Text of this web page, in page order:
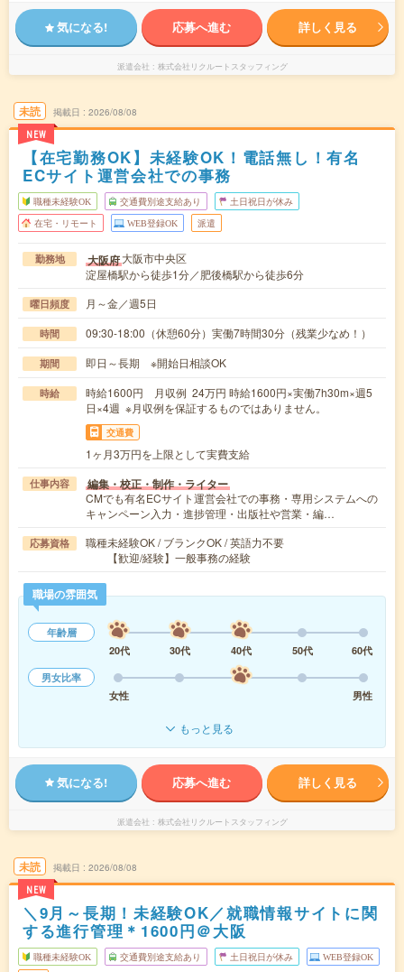
気になる! 応募へ進む 詳しく見る
派遣会社 株式会社リクルートスタッフィング
未読
NEW
掲載日 2026/08/08
【在宅勤務OK】未経験OK！電話無し！有名
ECサイト運営会社での事務
職種未経験OK 交通費別途支給あり 土日祝日が休み
在宅・リモート WEB登録OK 派遣
勤務地 大阪府大阪市中央区
淀屋橋駅から徒歩1分／肥後橋駅から徒歩6分
曜日頻度 月～金／週5日
時間 09:30-18:00（休憩60分）実働7時間30分（残業少なめ！）
期間 即日～長期 ※開始日相談OK
時給
時給1600円 月収例 24万円 時給1600円×実働7h30m×週5
日×4週 ※月収例を保証するものではありません。
交通費
1ヶ月3万円を上限として実費支給
仕事内容 編集・校正・制作・ライター
CMでも有名ECサイト運営会社での事務・専用システムへの
キャンペーン入力・進捗管理・出版社や営業・編…
応募資格
職種未経験OK / ブランクOK / 英語力不要
【歓迎/経験】一般事務の経験
職場の雰囲気
年齢層
20代
30代 40代 50代
60代
男女比率
女性
男性
もっと見る
気になる! 応募へ進む 詳しく見る
派遣会社 株式会社リクルートスタッフィング
未読
NEW
掲載日 2026/08/08
＼9月～長期！未経験OK／就職情報サイトに関
する進行管理＊1600円＠大阪
職種未経験OK 交通費別途支給あり 土日祝日が休み WEB登録OK